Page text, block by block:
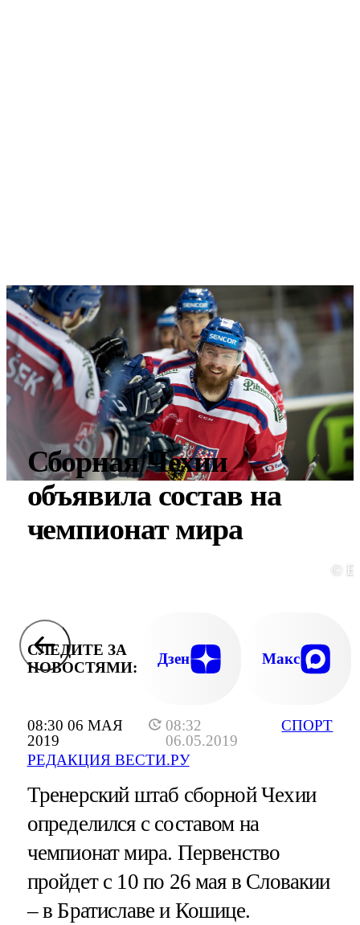
08:30 06 МАЯ
2019
08:32
06.05.2019
РЕДАКЦИЯ ВЕСТИ.РУ
СПОРТ
Сборная Чехии
объявила состав на
чемпионат мира
©
СЛЕДИТЕ ЗА
НОВОСТЯМИ:
Дзен Макс
Тренерский штаб сборной Чехии
определился с составом на
чемпионат мира. Первенство
пройдет с 10 по 26 мая в Словакии
– в Братиславе и Кошице.